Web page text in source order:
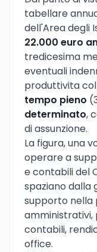
tabellare
dell'Area degli
22.000 euro
tredicesima
eventuali
produttivita
tempo pieno
determinato,
di assunzione.
La figura, una
operare a
e contabili del
spaziano dalla
supporto nella
amministrativi,
contabili,
office.